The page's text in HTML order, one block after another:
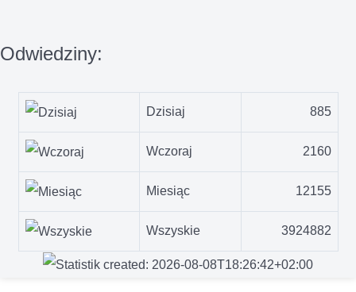
Odwiedziny:
Dzisiaj 885
Wczoraj 2160
Miesiąc 12155
Wszyskie 3924882